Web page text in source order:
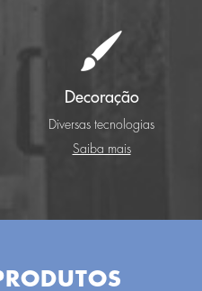
Decoração
Diversas tecnologias
Saiba mais